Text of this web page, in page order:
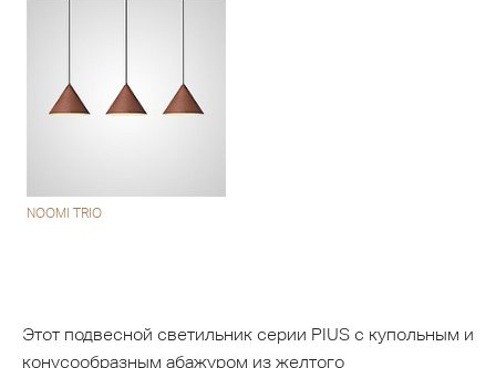
NOOMI TRIO
Этот подвесной светильник серии PIUS с купольным и
конусообразным абажуром из желтого